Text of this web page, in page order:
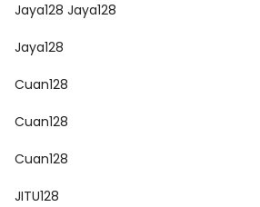
Jaya128 Jaya128
Jaya128
Cuan128
Cuan128
Cuan128
JITU128